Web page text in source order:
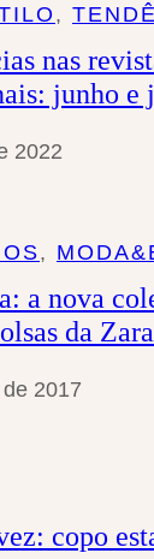
,
nas
junho e
2022
,
a nova
da Zara
2017
copo